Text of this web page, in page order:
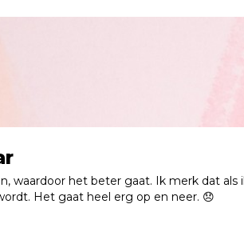
waardoor het beter gaat. Ik merk dat
Het gaat heel erg op en neer. 😞